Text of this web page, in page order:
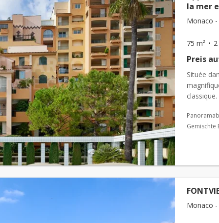
la mer
Monaco
75 m²
Preis
Située
Gemischte
Monaco